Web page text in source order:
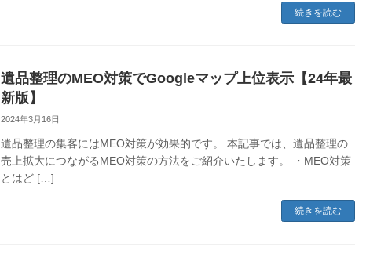
続きを読む
遺品整理のMEO対策でGoogleマップ上位表示【24年最
新版】
2024年3月16日
遺品整理の集客にはMEO対策が効果的です。 本記事では、遺品整理の
売上拡大につながるMEO対策の方法をご紹介いたします。 ・MEO対策
とはど […]
続きを読む